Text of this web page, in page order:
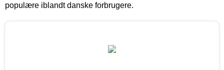
populære iblandt danske forbrugere.